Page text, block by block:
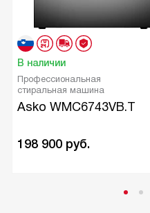
В наличии
Профессиональная
стиральная машина
Asko WMC6743VB.T
198 900 руб.